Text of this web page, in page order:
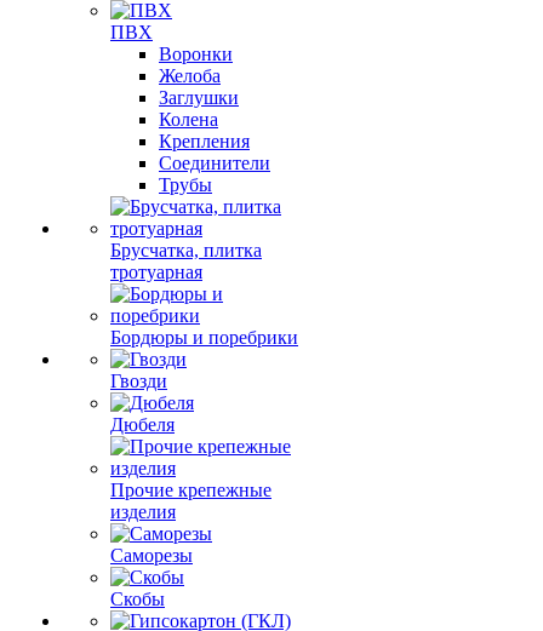
ПВХ
Воронки
Желоба
Заглушки
Колена
Крепления
Соединители
Трубы
Брусчатка, плитка
тротуарная
Бордюры и поребрики
Гвозди
Дюбеля
Прочие крепежные
изделия
Саморезы
Скобы